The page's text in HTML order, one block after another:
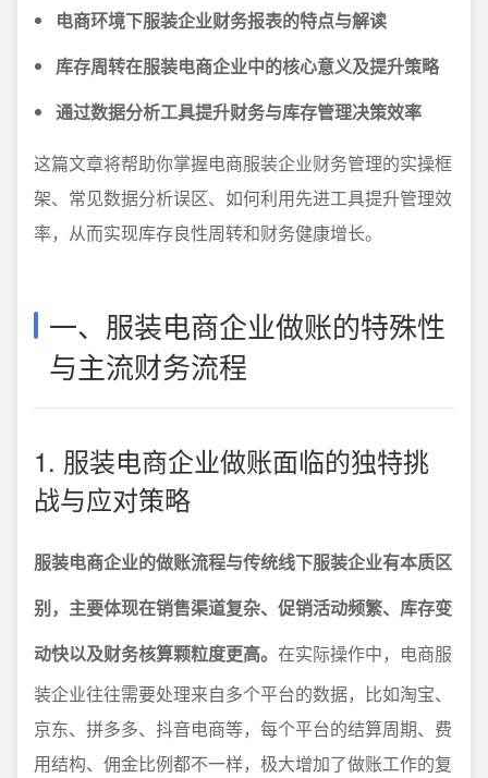
电商环境下服装企业财务报表的特点与解读
库存周转在服装电商企业中的核心意义及提升策略
通过数据分析工具提升财务与库存管理决策效率
这篇文章将帮助你掌握电商服装企业财务管理的实操框
架、常见数据分析误区、如何利用先进工具提升管理效
率，从而实现库存良性周转和财务健康增长。
一、服装电商企业做账的特殊性
与主流财务流程
1. 服装电商企业做账面临的独特挑
战与应对策略
服装电商企业的做账流程与传统线下服装企业有本质区
别，主要体现在销售渠道复杂、促销活动频繁、库存变
动快以及财务核算颗粒度更高。 在实际操作中，电商服
装企业往往需要处理来自多个平台的数据，比如淘宝、
京东、拼多多、抖音电商等，每个平台的结算周期、费
用结构、佣金比例都不一样，极大增加了做账工作的复